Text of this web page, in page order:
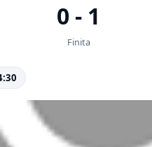
0 - 1
Finita